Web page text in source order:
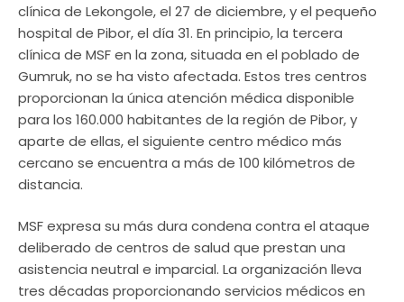
clínica de Lekongole, el 27 de diciembre, y el pequeño
hospital de Pibor, el día 31. En principio, la tercera
clínica de MSF en la zona, situada en el poblado de
Gumruk, no se ha visto afectada. Estos tres centros
proporcionan la única atención médica disponible
para los 160.000 habitantes de la región de Pibor, y
aparte de ellas, el siguiente centro médico más
cercano se encuentra a más de 100 kilómetros de
distancia.
MSF expresa su más dura condena contra el ataque
deliberado de centros de salud que prestan una
asistencia neutral e imparcial. La organización lleva
tres décadas proporcionando servicios médicos en